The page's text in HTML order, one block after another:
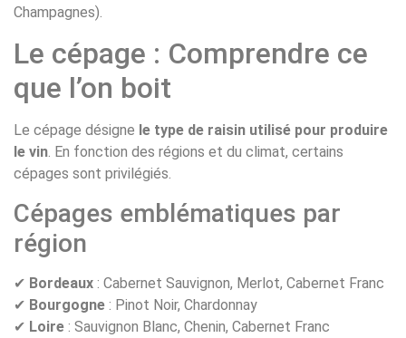
Champagnes).
Le cépage : Comprendre ce
que l’on boit
Le cépage désigne le type de raisin utilisé pour produire
le vin. En fonction des régions et du climat, certains
cépages sont privilégiés.
Cépages emblématiques par
région
✔ Bordeaux : Cabernet Sauvignon, Merlot, Cabernet Franc
✔ Bourgogne : Pinot Noir, Chardonnay
✔ Loire : Sauvignon Blanc, Chenin, Cabernet Franc